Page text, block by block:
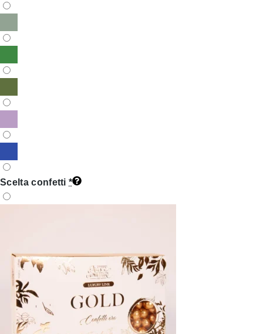
Scelta confetti *